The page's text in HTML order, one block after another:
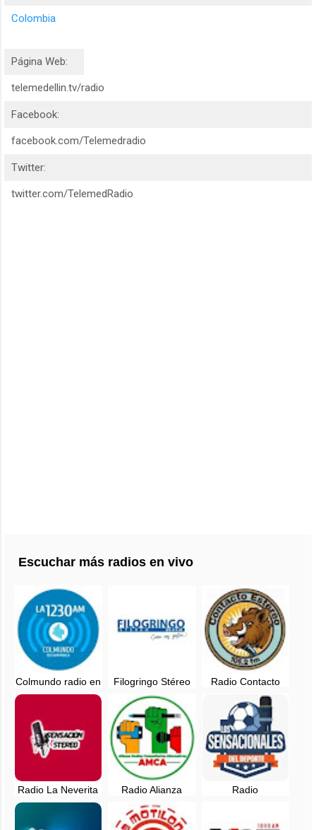
Colombia
Página Web:
telemedellin.tv/radio
Facebook:
facebook.com/Telemedradio
Twitter:
twitter.com/TelemedRadio
Escuchar más radios en vivo
Colmundo radio en
vivo -
Filogringo Stéreo
89.4 fm en vivo -
Colombia
Radio Contacto
Stéreo 105.2 FM
en vivo -
Santander,
Colombia
Radio La Neverita
91.7 FM en vivo -
Radio Alianza
- Santander,
Colombia
Radio
Colombia